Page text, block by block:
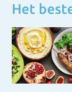
Het